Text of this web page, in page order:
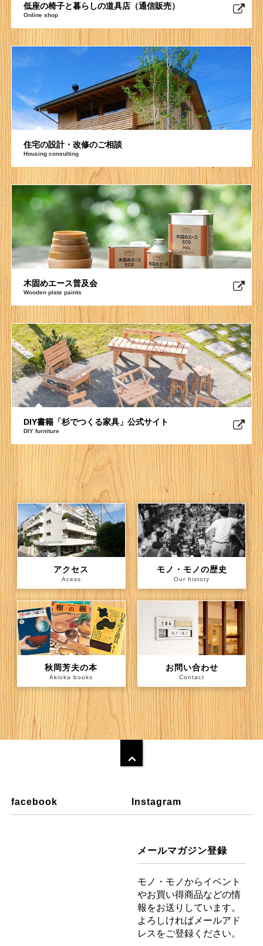
低座の椅子と暮らしの道具店（通信販売）
Online shop
住宅の設計・改修のご相談
Housing consulting
木固めエース普及会
Wooden plate paints
DIY書籍「杉でつくる家具」公式サイト
DIY furniture
アクセス
Acess
モノ・モノの歴史
Our history
秋岡芳夫の本
Akioka books
お問い合わせ
Contact
facebook Instagram
メールマガジン登録
モノ・モノからイベント
やお買い得商品などの情
報をお送りしています。
よろしければメールアド
レスをご登録ください。